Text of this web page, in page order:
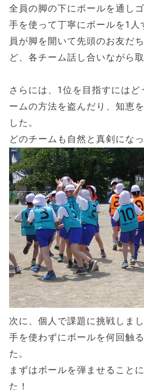
全員の脚の下にボールを通し
手を使って丁寧にボールを1
員が脚を開いて先頭のお友だ
ど、各チーム話し合いながら
さらには、1位を目指すには
ームの方法を盗んだり、知恵
した。
どのチームも自然と真剣にな
次に、個人で課題に挑戦しまし
手を使わずにボールを何回触
た。
まずはボールを弾ませること
た！